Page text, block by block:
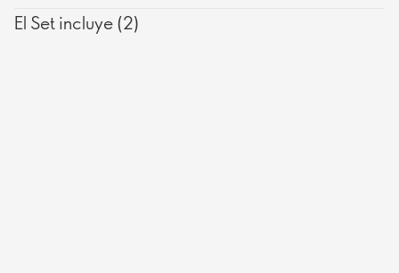
El Set incluye (2)